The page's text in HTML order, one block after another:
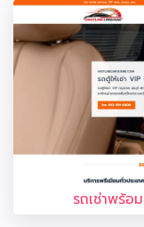
รถเช่าพร้อ